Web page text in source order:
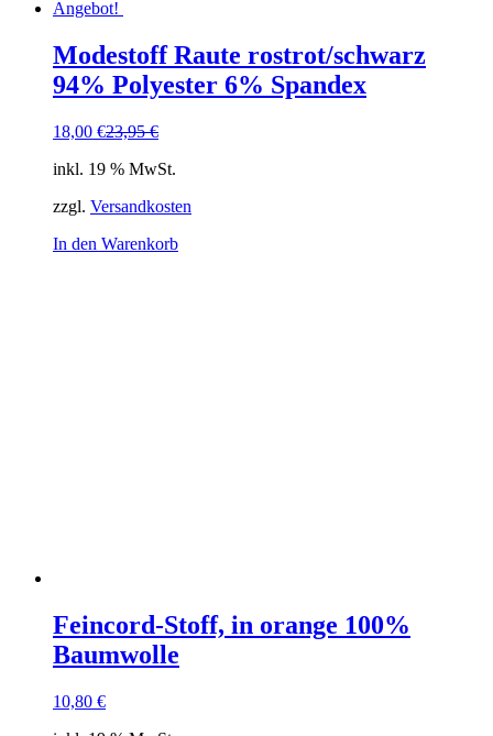
Angebot!
Modestoff Raute rostrot/schwarz
94% Polyester 6% Spandex
23,95€
Ursprünglicher
war:
18,00 €
Aktueller
ist:
inkl. 19 % MwSt.
zzgl. Versandkosten
In den Warenkorb
Feincord-Stoff, in orange 100%
Baumwolle
10,80 €